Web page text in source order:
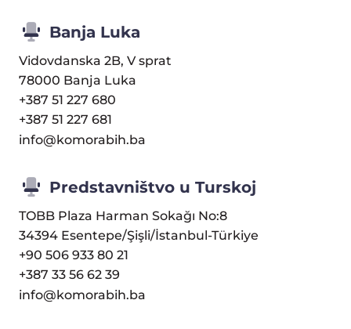
Banja Luka
Vidovdanska 2B, V sprat
78000 Banja Luka
+387 51 227 680
+387 51 227 681
info@komorabih.ba
Predstavništvo u Turskoj
TOBB Plaza Harman Sokağı No:8
34394 Esentepe/Şişli/İstanbul-Türkiye
+90 506 933 80 21
+387 33 56 62 39
info@komorabih.ba